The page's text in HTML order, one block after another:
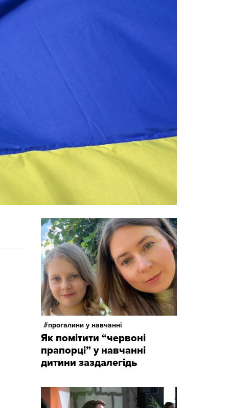
прогалини у навчанні
Як помітити “червоні
прапорці” у навчанні
дитини заздалегідь